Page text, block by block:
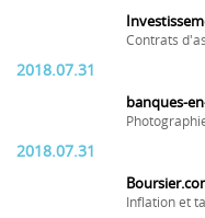
Contrats
2018.07.31
banques-
2018.07.31
Inflation et